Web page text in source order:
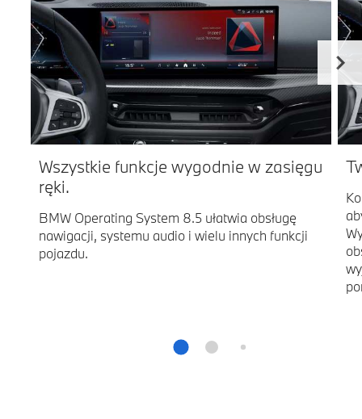
Wszystkie funkcje wygodnie w zasięgu
ręki.
BMW Operating System 8.5 ułatwia obsługę
nawigacji, systemu audio i wielu innych funkcji
pojazdu.